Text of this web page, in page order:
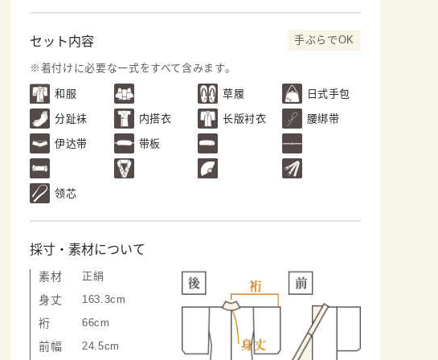
セット内容 手ぶらでOK
※着付けに必要な一式をすべて含みます。
和服 草履 日式手包
分趾袜 内搭衣 长版衬衣 腰绑带
伊达带 带板
领芯
採寸・素材について
素材 正絹
身丈 163.3cm
裄 66cm
前幅 24.5cm